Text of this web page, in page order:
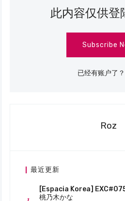
此内容仅供登
Subscribe
已经有账户了？
Roz
最近更新
[Espacia Korea]
桃乃木かな